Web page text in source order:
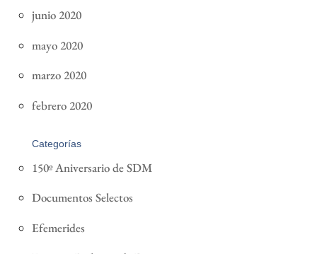
junio 2020
mayo 2020
marzo 2020
febrero 2020
Categorías
150º Aniversario de SDM
Documentos Selectos
Efemerides